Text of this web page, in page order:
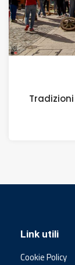
Link utili
Cookie Policy